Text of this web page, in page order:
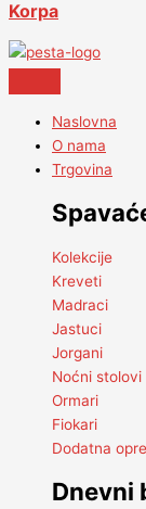
Korpa
Naslovna
O nama
Trgovina
Kolekcije
Kreveti
Madraci
Jastuci
Jorgani
Noćni stolovi
Ormari
Fiokari
Dodatna
Dnevni